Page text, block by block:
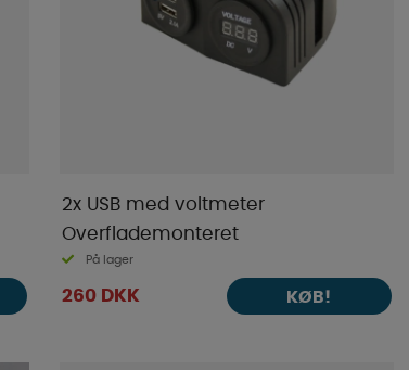
Varemærke
Publiceringsdato
2x USB med voltmeter
Overflademonteret
På lager
260 DKK KØB!